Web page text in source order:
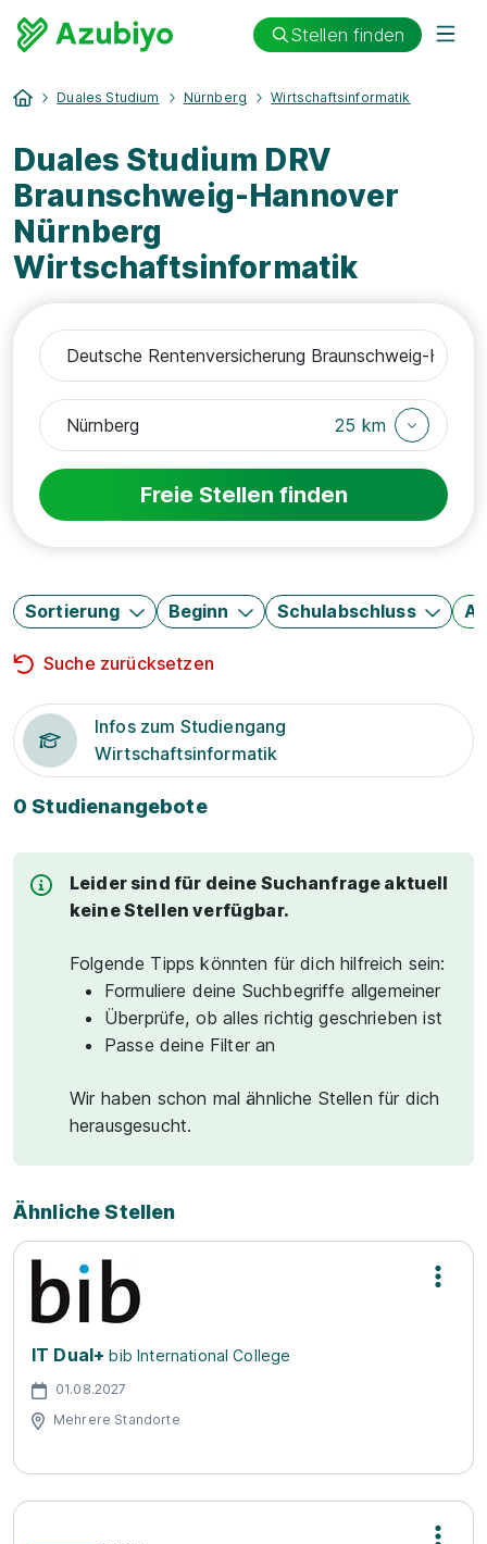
Stellen finden
Duales Studium Nürnberg Wirtschaftsinformatik
Duales Studium DRV
Braunschweig-Hannover
Nürnberg
Wirtschaftsinformatik
25 km
Freie Stellen finden
Sortierung Beginn Schulabschluss
Suche zurücksetzen
Infos zum Studiengang
Wirtschaftsinformatik
0 Studienangebote
Leider sind für deine Suchanfrage aktuell
keine Stellen verfügbar.
Folgende Tipps könnten für dich hilfreich sein:
Formuliere deine Suchbegriffe allgemeiner
Überprüfe, ob alles richtig geschrieben ist
Passe deine Filter an
Wir haben schon mal ähnliche Stellen für dich
herausgesucht.
Ähnliche Stellen
IT Dual+ bib International College
01.08.2027
Mehrere Standorte